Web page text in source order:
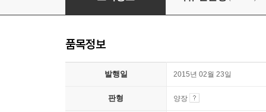
품목정보
발행일 2015년 02월 23일
판형 양장